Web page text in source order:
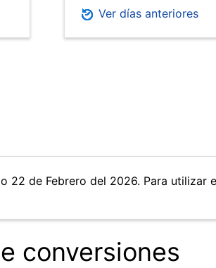
Ver días anteriores
22 de Febrero del 2026. Para utilizar
conversiones